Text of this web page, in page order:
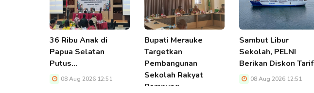
36 Ribu Anak di
Papua Selatan
Putus…
08 Aug 2026 12:51
Bupati Merauke
Targetkan
Pembangunan
Sekolah Rakyat
Rampung…
Sambut Libur
Sekolah, PELNI
Berikan Diskon
08 Aug 2026 12:51